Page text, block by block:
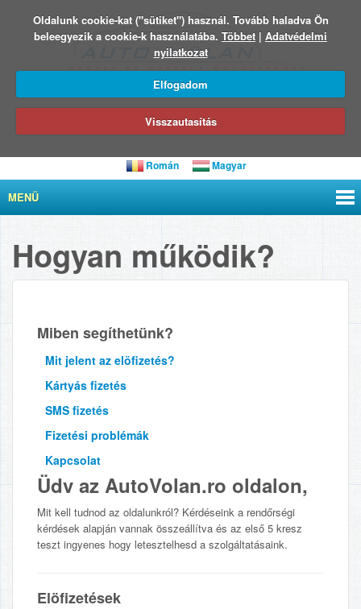
Oldalunk cookie-kat ("sütiket") használ. Tovább haladva Ön
beleegyezik a cookie-k használatába. Többet | Adatvédelmi
nyilatkozat
Elfogadom
Visszautasítás
Román Magyar
MENÜ
Hogyan működik?
Miben segíthetünk?
Mit jelent az elöfizetés?
Kártyás fizetés
SMS fizetés
Fizetési problémák
Kapcsolat
Üdv az AutoVolan.ro oldalon,
Mit kell tudnod az oldalunkról? Kérdéseink a rendőrségi
kérdések alapján vannak összeállítva és az első 5 kresz
teszt ingyenes hogy letesztelhesd a szolgáltatásaink.
Elöfizetések